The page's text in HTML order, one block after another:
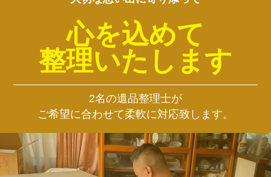
心を込めて
整理いたします
2名の遺品整理士が
ご希望に合わせて柔軟に対応致します。